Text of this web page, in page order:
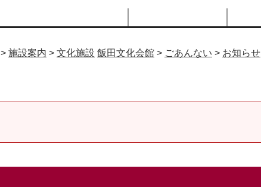
> 施設案内 > 文化施設 飯田文化会館 > ごあんない > お知らせ